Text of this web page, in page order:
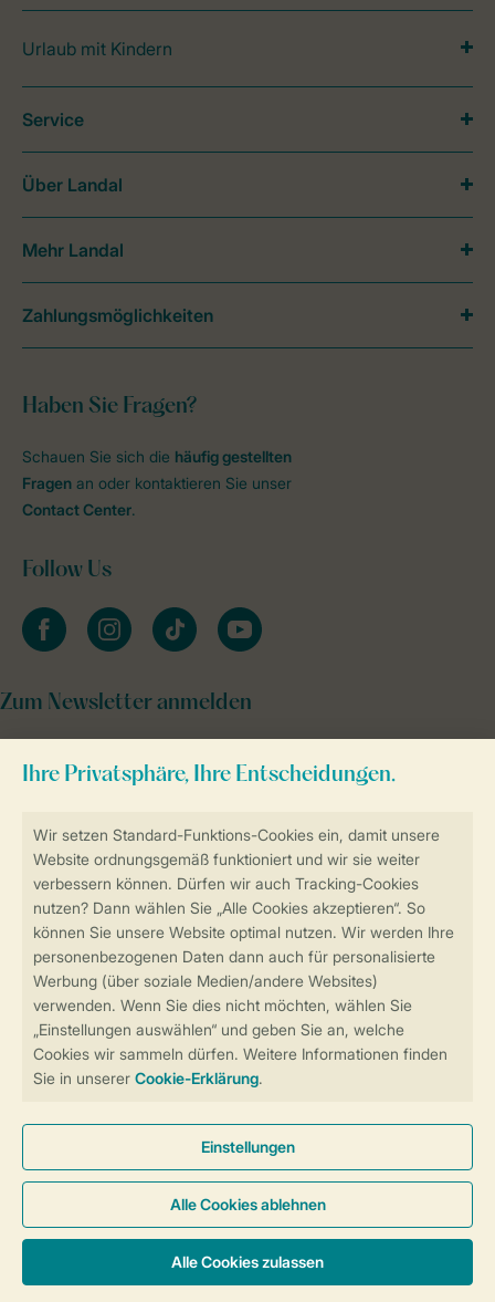
Sicherstellung Deiner Privatsphäre
Sicher und schnell zur Online-Buchung
Sichere Datenübertragung
Sicheres Bezahlen
Urlaub mit Kindern
Haben Sie Fragen?
Schauen Sie sich die häufig gestellten
Fragen an oder kontaktieren Sie unser
Contact Center.
Follow Us
facebookinstagramtiktok youtube
Zum Newsletter anmelden
Service
Über Landal
Mehr Landal
Zahlungsmöglichkeiten
Cookies und Banner
Barrierefreiheit
© 2026 Landal GreenParks GmbH